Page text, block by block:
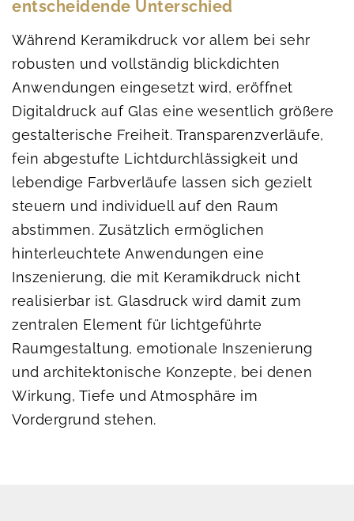
entscheidende Unterschied
Während Keramikdruck vor allem bei sehr
robusten und vollständig blickdichten
Anwendungen eingesetzt wird, eröffnet
Digitaldruck auf Glas eine wesentlich größere
gestalterische Freiheit. Transparenzverläufe,
fein abgestufte Lichtdurchlässigkeit und
lebendige Farbverläufe lassen sich gezielt
steuern und individuell auf den Raum
abstimmen. Zusätzlich ermöglichen
hinterleuchtete Anwendungen eine
Inszenierung, die mit Keramikdruck nicht
realisierbar ist. Glasdruck wird damit zum
zentralen Element für lichtgeführte
Raumgestaltung, emotionale Inszenierung
und architektonische Konzepte, bei denen
Wirkung, Tiefe und Atmosphäre im
Vordergrund stehen.